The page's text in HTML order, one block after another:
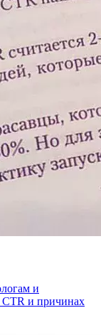
и
CTR и причинах